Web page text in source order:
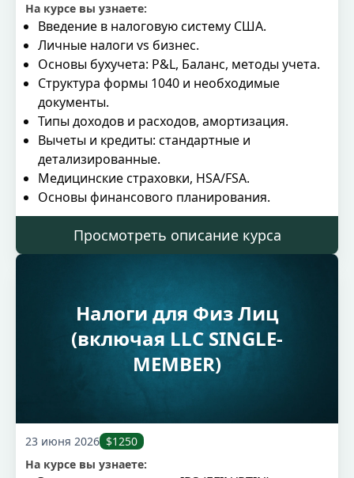
На курсе вы узнаете:
Введение в налоговую систему США.
Личные налоги vs бизнес.
Основы бухучета: P&L, Баланс, методы учета.
Структура формы 1040 и необходимые
документы.
Типы доходов и расходов, амортизация.
Вычеты и кредиты: стандартные и
детализированные.
Медицинские страховки, HSA/FSA.
Основы финансового планирования.
Просмотреть описание курса
Налоги для Физ Лиц
(включая LLC SINGLE-
MEMBER)
23 июня 2026 $1250
На курсе вы узнаете: